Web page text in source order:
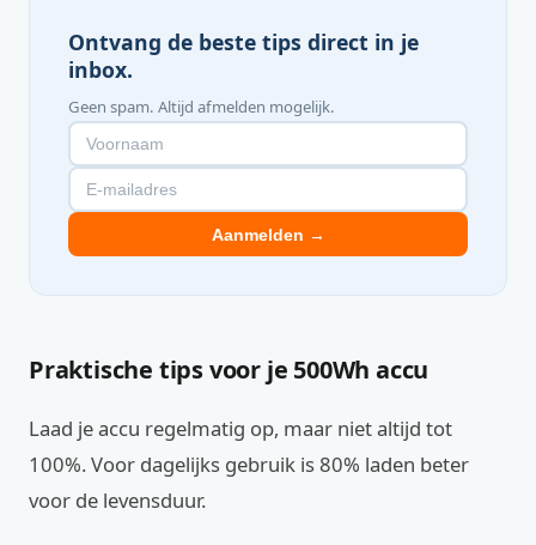
Ontvang de beste tips direct in je
inbox.
Geen spam. Altijd afmelden mogelijk.
Aanmelden →
Praktische tips voor je 500Wh accu
Laad je accu regelmatig op, maar niet altijd tot
100%. Voor dagelijks gebruik is 80% laden beter
voor de levensduur.